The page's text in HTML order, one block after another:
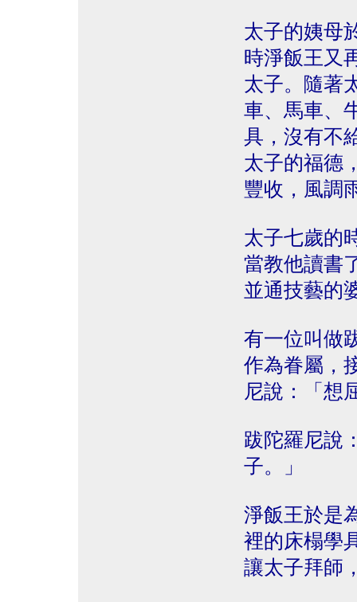
太子的姨母
時淨飯王又
太子。隨著
車、馬車、
具，沒有不
太子的福德
豐收，風調
太子七歲的
當教他讀書
並通技藝的
有一位叫做
作為眷屬，
尼說：「想
跋陀羅尼說
子。」
淨飯王於是
裡的床榻學
讓太子拜師